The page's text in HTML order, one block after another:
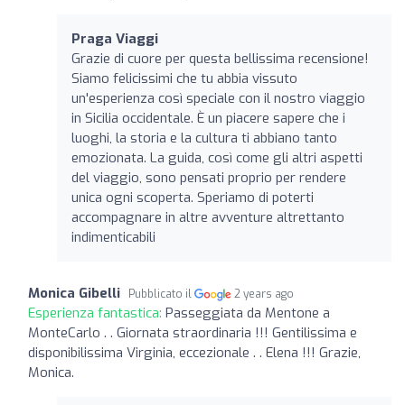
Praga Viaggi
Grazie di cuore per questa bellissima recensione!
Siamo felicissimi che tu abbia vissuto
un'esperienza così speciale con il nostro viaggio
in Sicilia occidentale. È un piacere sapere che i
luoghi, la storia e la cultura ti abbiano tanto
emozionata. La guida, così come gli altri aspetti
del viaggio, sono pensati proprio per rendere
unica ogni scoperta. Speriamo di poterti
accompagnare in altre avventure altrettanto
indimenticabili
Monica Gibelli Pubblicato il 2 years ago
Esperienza fantastica: Passeggiata da Mentone a
MonteCarlo . . Giornata straordinaria !!! Gentilissima e
disponibilissima Virginia, eccezionale . . Elena !!! Grazie,
Monica.